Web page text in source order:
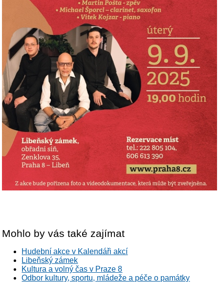
Mohlo by vás také zajímat
Hudební akce v Kalendáři akcí
Libeňský zámek
Kultura a volný čas v Praze 8
Odbor kultury, sportu, mládeže a péče o památky